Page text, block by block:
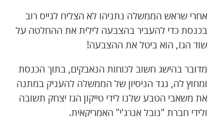
אחרי שראש הממשלה נתניהו לא הצליח לגייס רוב
בכנסת כדי להעביר בהצבעה לילית את ההחלטה על
שוד הגז, הוא ביטל את ההצבעה!
מדובר בהישג חשוב לכוחות הנאבקים, בתוך הכנסת
ומחוץ לה, נגד הניסיון של הממשלה להעניק במתנה
את משאבי הטבע שלנו לידי טייקון הגז יצחק תשובה
ולידי חברת "נובל אנרג'י" האמריקאית.